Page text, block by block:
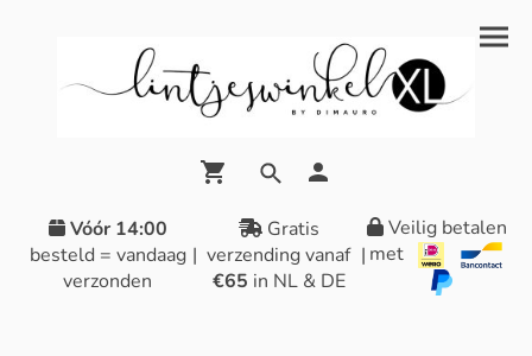
Vóór 14:00
besteld = vandaag
verzonden
|
Gratis
verzending vanaf
€65 in NL & DE
|
Veilig betalen
met